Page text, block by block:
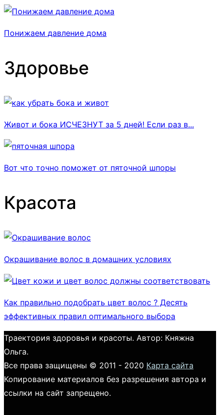
Понижаем давление дома
Здоровье
Живот и бока ИСЧЕЗНУТ за 5 дней! Если раз в...
Вот что точно поможет от пяточной шпоры
Красота
Окрашивание волос в домашних условиях
Как правильно подобрать цвет волос ? Десять
эффективных правил оптимального выбора
Траектория здоровья и красоты. Автор: Княжна
Ольга.
Все права защищены © 2011 - 2020 Карта сайта
Копирование материалов без разрешения автора и
ссылки на сайт запрещено.